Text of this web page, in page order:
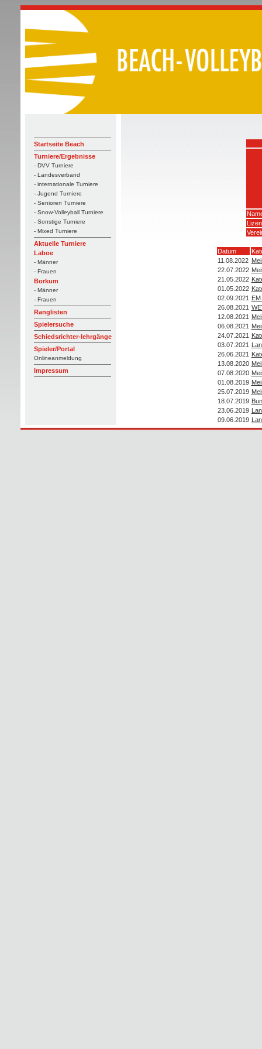
Startseite Beach
Turniere/Ergebnisse
- DVV Turniere
- Landesverband
- internationale Turniere
- Jugend Turniere
- Senioren Turniere
- Snow-Volleyball Turniere
- Sonstige Turniere
- Mixed Turniere
Aktuelle Turniere
Laboe
- Männer
- Frauen
Borkum
- Männer
- Frauen
Ranglisten
Spielersuche
Schiedsrichter-lehrgänge
Spieler/Portal
Onlineanmeldung
Impressum
Datum
11.08.2022
22.07.2022
21.05.2022
01.05.2022
02.09.2021
26.08.2021
12.08.2021
06.08.2021
24.07.2021
03.07.2021
26.06.2021
13.08.2020
07.08.2020
01.08.2019
25.07.2019
18.07.2019
23.06.2019
09.06.2019